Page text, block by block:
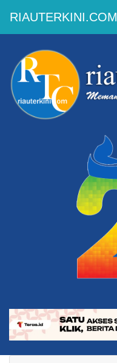
RIAUTERKINI.COM